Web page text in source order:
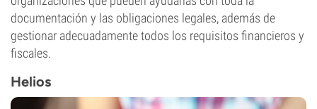
documentación y las obligaciones legales, además de
gestionar adecuadamente todos los requisitos financieros y
fiscales.
Helios